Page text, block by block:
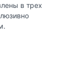
в трех